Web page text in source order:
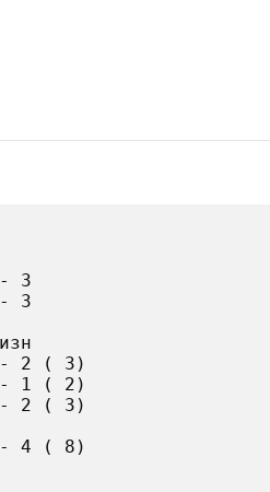
3
3
2 ( 3)
1 ( 2)
2 ( 3)
4 ( 8)